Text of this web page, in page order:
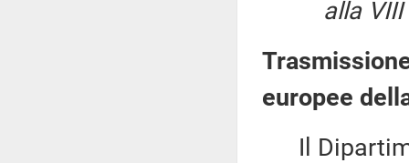
alla VIII
europee
Il